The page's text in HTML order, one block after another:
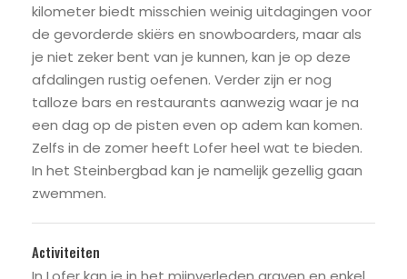
kilometer biedt misschien weinig uitdagingen voor
de gevorderde skiërs en snowboarders, maar als
je niet zeker bent van je kunnen, kan je op deze
afdalingen rustig oefenen. Verder zijn er nog
talloze bars en restaurants aanwezig waar je na
een dag op de pisten even op adem kan komen.
Zelfs in de zomer heeft Lofer heel wat te bieden.
In het Steinbergbad kan je namelijk gezellig gaan
zwemmen.
Activiteiten